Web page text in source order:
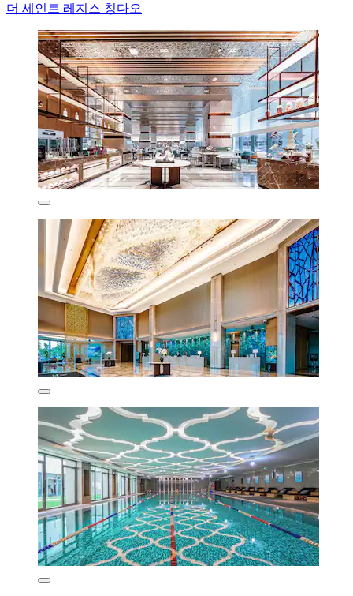
더 세인트 레지스 칭다오